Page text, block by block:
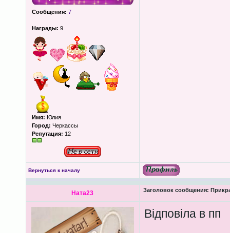
Сообщения: 7
Награды: 9
Имя: Юлия
Город: Черкассы
Репутация: 12
Вернуться к началу
Ната23 Заголовок сообщения:
Відповіла в пп